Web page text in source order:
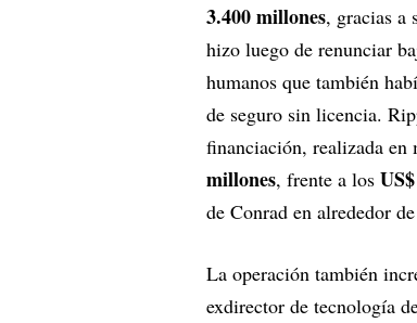
3.400 millones, gracias a
hizo luego de renunciar
humanos que también
de seguro sin licencia.
financiación, realizada en
millones, frente a los
de Conrad en alrededor de
La operación también
exdirector de tecnología